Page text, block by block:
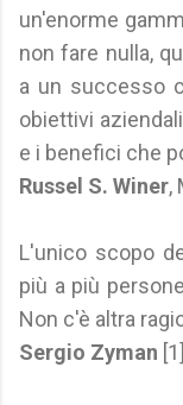
un'enorme
non fare nulla,
a un successo
obiettivi
e i benefici che
Russel S. Winer,
L'unico scopo
più a più
Non c'è altra
Sergio Zyman [1]